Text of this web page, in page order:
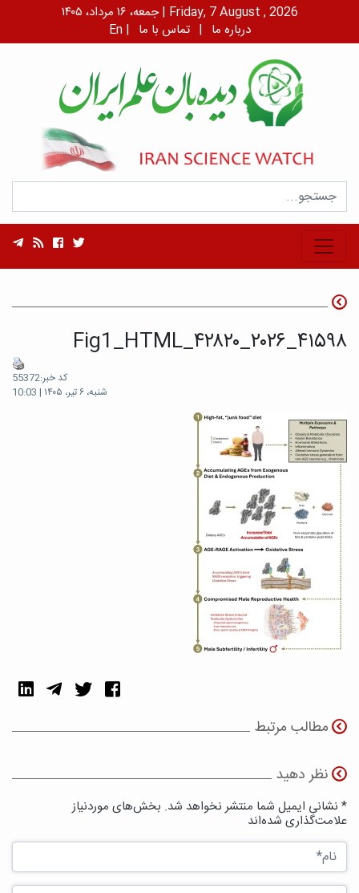
جمعه، ۱۶ مرداد، ۱۴۰۵ | Friday, 7 August , 2026
En | درباره ما | تماس با ما
۴۱۵۹۸_۲۰۲۶_۴۲۸۲۰_Fig1_HTML
کد خبر:55372
شنبه، ۶ تیر، ۱۴۰۵ | 10:03
مطالب مرتبط
نظر دهید
* نشانی ایمیل شما منتشر نخواهد شد. بخش‌های موردنیاز
علامت‌گذاری شده‌اند